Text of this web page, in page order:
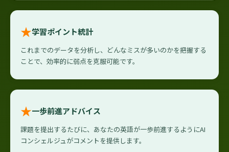
★学習ポイント統計
これまでのデータを分析し、どんなミスが多いのかを把握する
ことで、効率的に弱点を克服可能です。
★一歩前進アドバイス
課題を提出するたびに、あなたの英語が一歩前進するようにAI
コンシェルジュがコメントを提供します。